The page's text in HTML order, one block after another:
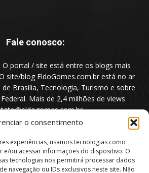
o consentimento
experiências, usamos tecnologias como
e/ou acessar informações do dispositivo. O
tecnologias nos permitirá processar dados
navegação ou IDs exclusivos neste site. Não
Fale conosco:
portal / site está entre os blogs mais
site/blog EldoGomes.com.br está no ar
Brasília, Tecnologia, Turismo e sobre
Mais de 2,4 milhões de views